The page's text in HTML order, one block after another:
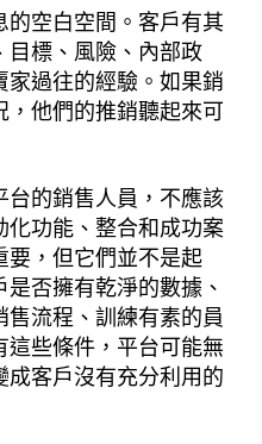
空白空間。客戶有其
目標、風險、內部政
過往的經驗。如果銷
他們的推銷聽起來可
的銷售人員，不應該
功能、整合和成功案
，但它們並不是起
否擁有乾淨的數據、
流程、訓練有素的員
些條件，平台可能無
客戶沒有充分利用的